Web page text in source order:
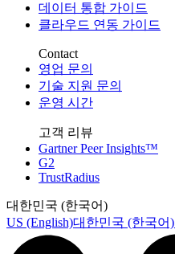
데이터 통합 가이드
클라우드 연동 가이드
Contact
영업 문의
기술 지원 문의
운영 시간
고객 리뷰
Gartner Peer Insights™
G2
TrustRadius
대한민국 (한국어)
US (English)대한민국 (한국어)